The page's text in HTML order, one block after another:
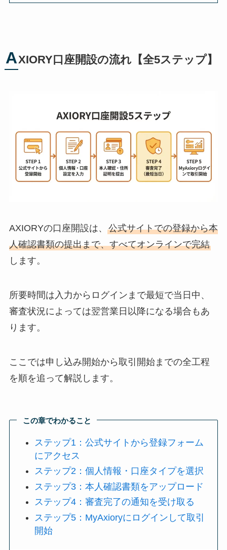
AXIORY口座開設の流れ【全5ステップ】
AXIORYの口座開設は、 公式サイトでの登録から本
人確認書類の提出まで、すべてオンラインで完結
します。
所要時間は入力からログインまで最短で当日中、
審査状況によっては翌営業日以降になる場合もあ
ります。
ここでは申し込み開始から取引開始までの全工程
を順を追って解説します。
この章でわかること
ステップ1：公式サイトから登録フォーム
にアクセス
ステップ2：個人情報・口座タイプを選択
ステップ3：本人確認書類をアップロード
ステップ4：審査完了の通知を受け取る
ステップ5：MyAxioryにログインして取引
開始